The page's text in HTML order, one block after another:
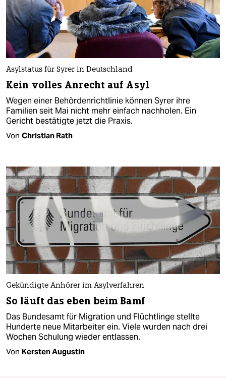
Asylstatus für Syrer in Deutschland
Kein volles Anrecht auf Asyl
Wegen einer Behördenrichtlinie können Syrer ihre
Familien seit Mai nicht mehr einfach nachholen. Ein
Gericht bestätigte jetzt die Praxis.
Von Christian Rath
Gekündigte Anhörer im Asylverfahren
So läuft das eben beim Bamf
Das Bundesamt für Migration und Flüchtlinge stellte
Hunderte neue Mitarbeiter ein. Viele wurden nach drei
Wochen Schulung wieder entlassen.
Von Kersten Augustin